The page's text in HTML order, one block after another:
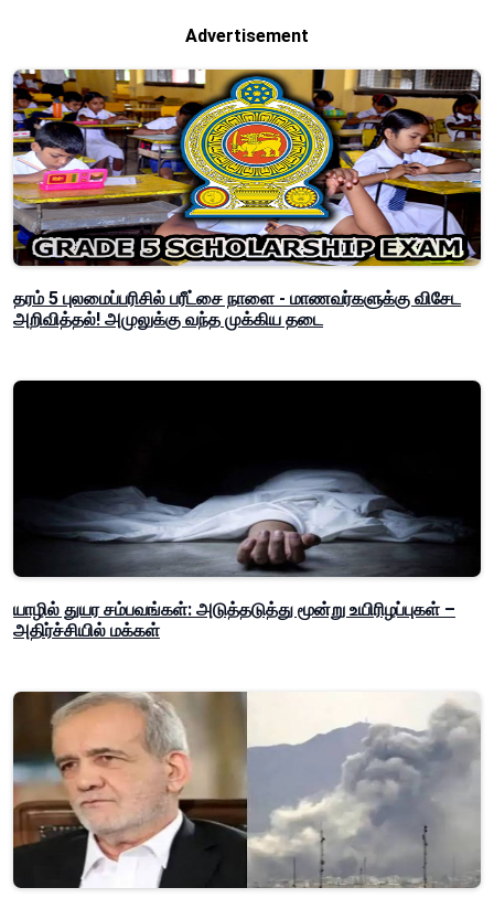
Advertisement
தரம் 5 புலமைப்பரிசில் பரீட்சை நாளை - மாணவர்களுக்கு விசேட
அறிவித்தல்! அமுலுக்கு வந்த முக்கிய தடை
யாழில் துயர சம்பவங்கள்: அடுத்தடுத்து மூன்று உயிரிழப்புகள் –
அதிர்ச்சியில் மக்கள்